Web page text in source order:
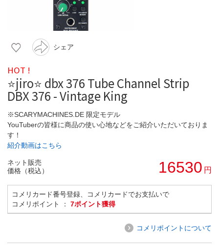
シェア
HOT !
⭐️jiro⭐️ dbx 376 Tube Channel Strip
DBX 376 - Vintage King
※SCARYMACHINES.DE 限定モデル
YouTuberの皆様に商品の使い心地などをご紹介いただいておりま
す！
紹介動画はこちら
ネット販売
価格（税込）
16530 円
コメリカード番号登録、コメリカードでお支払いで
コメリポイント ： 7ポイント獲得
コメリポイントについて